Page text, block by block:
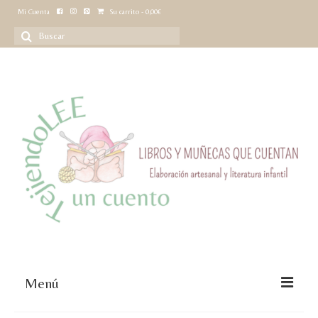
Mi Cuenta Su carrito - 0,00€
Buscar
por:
Menú